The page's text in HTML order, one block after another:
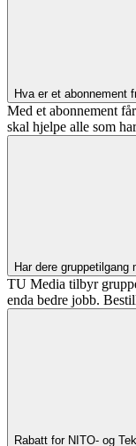
Hva er et abonnement
Med et abonnement
skal hjelpe alle som
Har dere gruppetilgang
TU Media tilbyr
enda bedre jobb.
Rabatt for NITO- og